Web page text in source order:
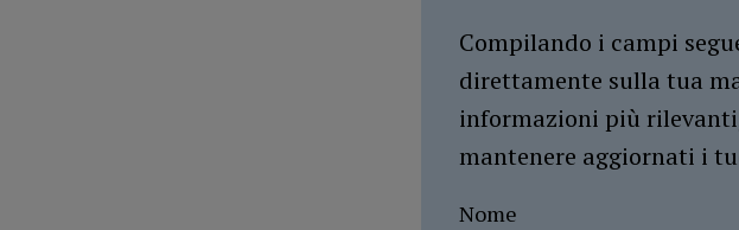
Compilando i campi
direttamente sulla tua
informazioni più
mantenere aggiornati i
Nome